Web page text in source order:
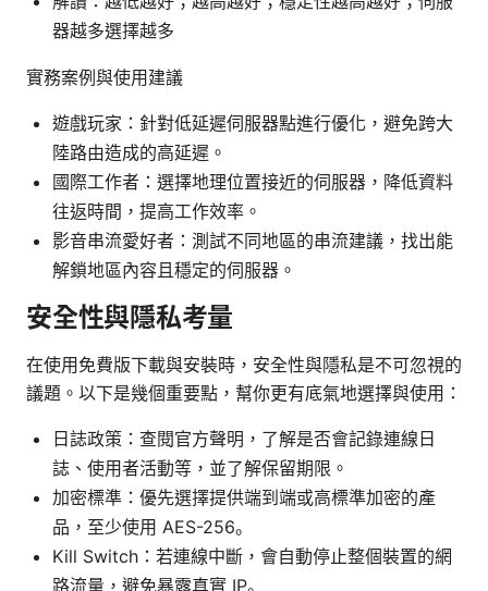
器越多選擇越多
實務案例與使用建議
遊戲玩家：針對低延遲伺服器點進行優化，避免跨大
陸路由造成的高延遲。
國際工作者：選擇地理位置接近的伺服器，降低資料
往返時間，提高工作效率。
影音串流愛好者：測試不同地區的串流建議，找出能
解鎖地區內容且穩定的伺服器。
安全性與隱私考量
在使用免費版下載與安裝時，安全性與隱私是不可忽視的
議題。以下是幾個重要點，幫你更有底氣地選擇與使用：
日誌政策：查閱官方聲明，了解是否會記錄連線日
誌、使用者活動等，並了解保留期限。
加密標準：優先選擇提供端到端或高標準加密的產
品，至少使用 AES-256。
Kill Switch：若連線中斷，會自動停止整個裝置的網
路流量，避免暴露真實 IP。